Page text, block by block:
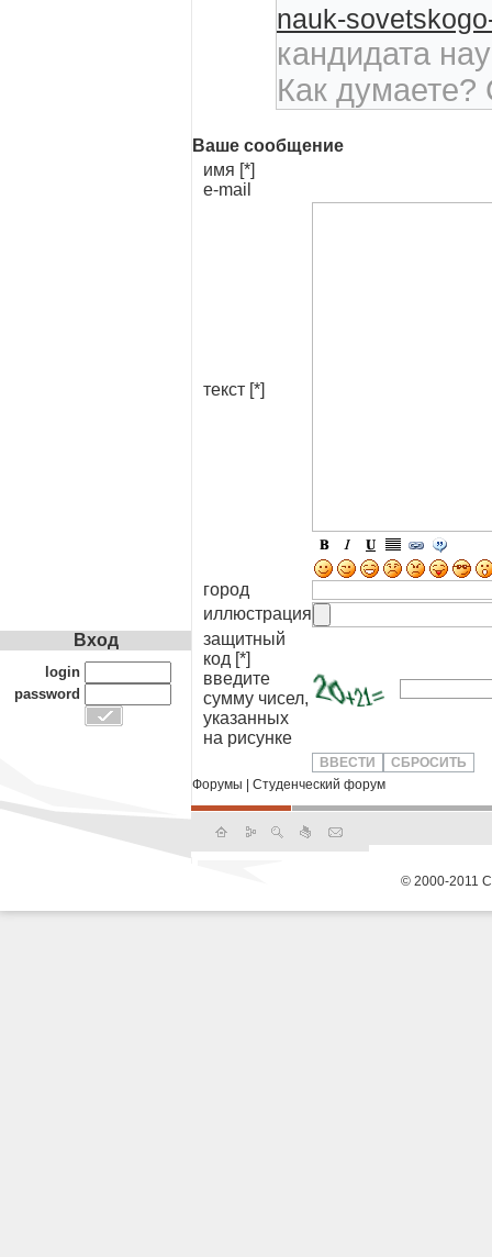
nauk-
кандидата
Как думаете?
Ваше сообщение
имя [*]
e-mail
текст [*]
город
иллюстрация
защитный
код [*]
введите
сумму чисел,
указанных
на рисунке
Форумы Студенческий форум
Вход
login
password
© 2000-2011